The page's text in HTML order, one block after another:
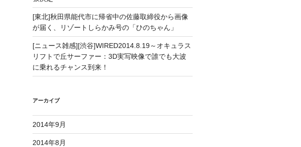
[東北]秋田県能代市に帰省中の佐藤取締役から画像
が届く、リゾートしらかみ号の「ひのちゃん」
[ニュース雑感][渋谷]WIRED2014.8.19～オキュラス
リフトで丘サーファー：3D実写映像で誰でも大波
に乗れるチャンス到来！
アーカイブ
2014年9月
2014年8月